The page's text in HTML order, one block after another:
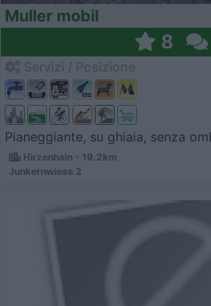
Muller mobil
8
Pianeggiante, su ghiaia, senza
Hirzenhain - 19.2km
Junkernwiese 2